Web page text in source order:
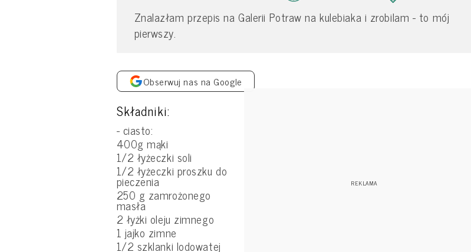
Znalazłam przepis na Galerii Potraw na kulebiaka i zrobilam - to mój
pierwszy.
Obserwuj nas na Google
Składniki:
- ciasto:
400g mąki
1/2 łyżeczki soli
1/2 łyżeczki proszku do
pieczenia
250 g zamrożonego
masła
2 łyżki oleju zimnego
1 jajko zimne
1/2 szklanki lodowatej